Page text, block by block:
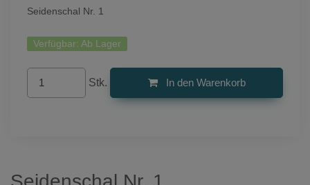
Seidenschal Nr. 1
Verfügbar: Ab Lager
Stk. In den Warenkorb